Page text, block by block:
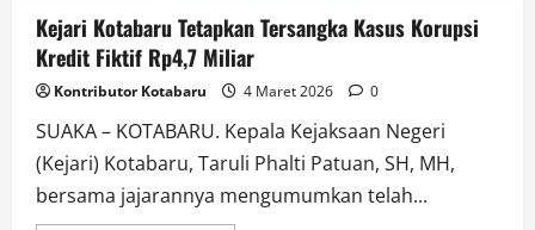
Kejari Kotabaru Tetapkan Tersangka Kasus Korupsi
Kredit Fiktif Rp4,7 Miliar
Kontributor Kotabaru 4 Maret 2026 0
SUAKA – KOTABARU. Kepala Kejaksaan Negeri
(Kejari) Kotabaru, Taruli Phalti Patuan, SH, MH,
bersama jajarannya mengumumkan telah...